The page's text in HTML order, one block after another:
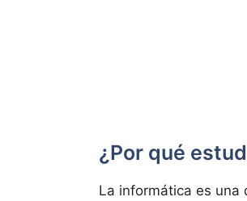
¿Por qué
La informática es una